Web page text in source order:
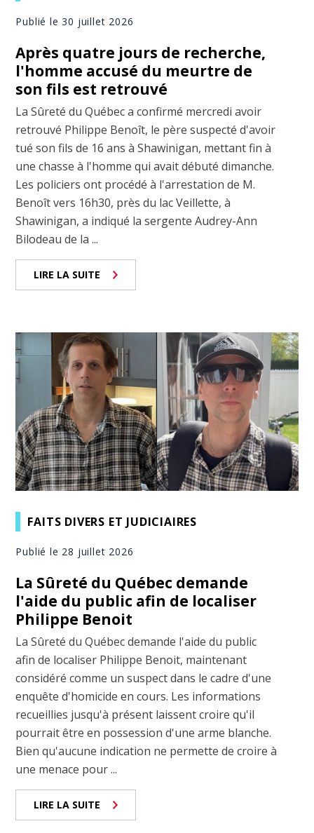
Publié le 30 juillet 2026
Après quatre jours de recherche,
l'homme accusé du meurtre de
son fils est retrouvé
La Sûreté du Québec a confirmé mercredi avoir
retrouvé Philippe Benoît, le père suspecté d'avoir
tué son fils de 16 ans à Shawinigan, mettant fin à
une chasse à l'homme qui avait débuté dimanche.
Les policiers ont procédé à l'arrestation de M.
Benoît vers 16h30, près du lac Veillette, à
Shawinigan, a indiqué la sergente Audrey-Ann
Bilodeau de la ...
LIRE LA SUITE
FAITS DIVERS ET JUDICIAIRES
Publié le 28 juillet 2026
La Sûreté du Québec demande
l'aide du public afin de localiser
Philippe Benoit
La Sûreté du Québec demande l'aide du public
afin de localiser Philippe Benoit, maintenant
considéré comme un suspect dans le cadre d'une
enquête d'homicide en cours. Les informations
recueillies jusqu'à présent laissent croire qu'il
pourrait être en possession d'une arme blanche.
Bien qu'aucune indication ne permette de croire à
une menace pour ...
LIRE LA SUITE